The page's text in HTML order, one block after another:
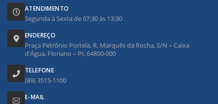
ATENDIMENTO
Segunda à Sexta de 07:30 às 13:30
ENDEREÇO
Praça Petrônio Portela, R. Marquês da Rocha, S/N – Caixa
d'Água, Floriano – PI, 64800-000
TELEFONE
(89) 3515-1100
E-MAIL